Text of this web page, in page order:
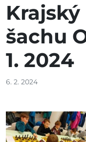
šachu
1. 2024
6. 2. 2024